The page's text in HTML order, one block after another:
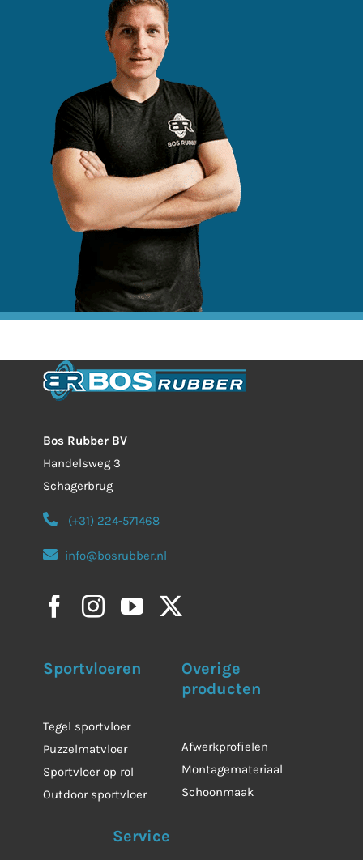
Bos Rubber BV
Handelsweg 3
Schagerbrug
(+31) 224-571468
info@bosrubber.nl
Sportvloeren
Tegel sportvloer
Puzzelmatvloer
Sportvloer op rol
Outdoor sportvloer
Overige
producten
Afwerkprofielen
Montagemateriaal
Schoonmaak
Service